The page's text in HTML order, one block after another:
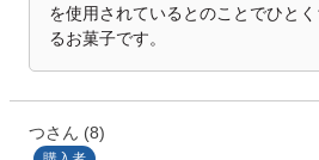
を使用されているとのことでひと
るお菓子です。
つ 8